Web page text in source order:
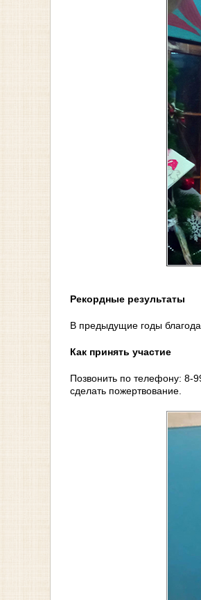
Рекордные результаты
В предыдущие годы
Как принять участие
Позвонить по телефону: 8-
сделать пожертвование.